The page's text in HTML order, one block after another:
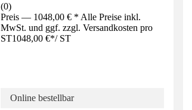
(0)
Preis — 1048,00 € * Alle Preise inkl.
MwSt. und ggf. zzgl. Versandkosten pro
ST1048,00 €*/ ST
Online bestellbar